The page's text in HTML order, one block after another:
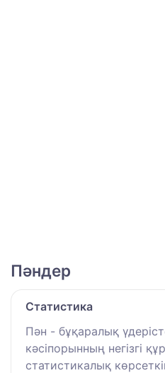
Пәндер
Статистика
Пән - бұқаралық
кәсіпорынның негізгі
статистикалық